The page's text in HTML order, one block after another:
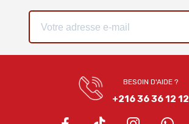
BESOIN D'AIDE ?
+216 36 36 12 12